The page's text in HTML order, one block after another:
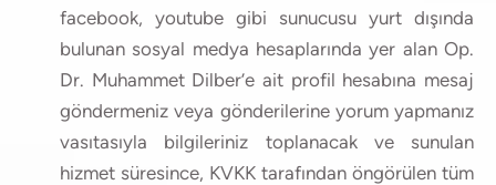
facebook, youtube gibi sunucusu yurt dışında
bulunan sosyal medya hesaplarında yer alan Op.
Dr. Muhammet Dilber’e ait profil hesabına mesaj
göndermeniz veya gönderilerine yorum yapmanız
vasıtasıyla bilgileriniz toplanacak ve sunulan
hizmet süresince, KVKK tarafından öngörülen tüm